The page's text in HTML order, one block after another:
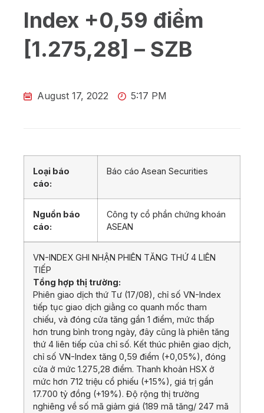
Index +0,59 điểm
[1.275,28] – SZB
August 17, 2022 5:17 PM
Loại báo
cáo:
Báo cáo Asean Securities
Nguồn báo
cáo:
Công ty cổ phần chứng khoán
ASEAN
VN-INDEX GHI NHẬN PHIÊN TĂNG THỨ 4 LIÊN
TIẾP
Tổng hợp thị trường:
Phiên giao dịch thứ Tư (17/08), chỉ số VN-Index
tiếp tục giao dịch giằng co quanh mốc tham
chiếu, và đóng cửa tăng gần 1 điểm, mức thấp
hơn trung bình trong ngày, đây cũng là phiên tăng
thứ 4 liên tiếp của chỉ số. Kết thúc phiên giao dịch,
chỉ số VN-Index tăng 0,59 điểm (+0,05%), đóng
cửa ở mức 1.275,28 điểm. Thanh khoản HSX ở
mức hơn 712 triệu cổ phiếu (+15%), giá trị gần
17.700 tỷ đồng (+19%). Độ rộng thị trường
nghiêng về số mã giảm giá (189 mã tăng/ 247 mã